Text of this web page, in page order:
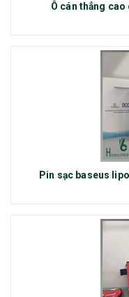
Ô cán thẳng
Pin sạc baseus